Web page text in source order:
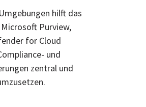
hilft das
Purview,
for Cloud
und
zentral und